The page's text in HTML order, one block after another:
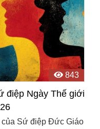
843
điệp Ngày Thế giới
của Sứ điệp Đức Giáo